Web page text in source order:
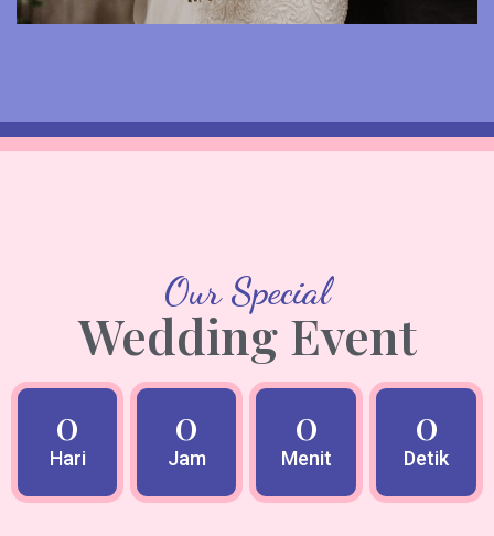
Our Special
Wedding Event
0
Hari
0
Jam
0
Menit
0
Detik